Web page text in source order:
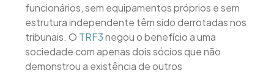
funcionários, sem equipamentos próprios e sem
estrutura independente têm sido derrotadas nos
tribunais. O TRF3negou o benefício a uma
sociedade com apenas dois sócios que não
demonstrou a existência de outros